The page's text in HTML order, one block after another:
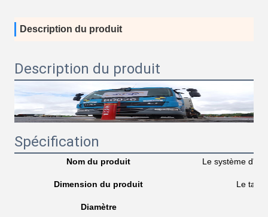
Description du produit
Description du produit
Spécification
Nom du produit Le système
Dimension du produit Le taux
Diamètre